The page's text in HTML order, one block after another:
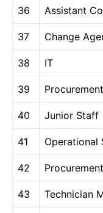
36 Assistant
37 Change
38 IT
39 Procurement
40 Junior Staff
41 Operational
42 Procurement
43 Technician